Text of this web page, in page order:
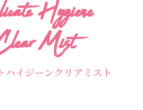
Hygiene
Mist
ハイジーンクリアミスト